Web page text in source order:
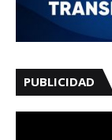
PUBLICIDAD